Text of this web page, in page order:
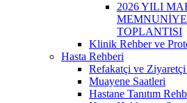
2026 YILI
TOPLANTISI
Klinik Rehber ve
Hasta Rehberi
Refakatçi ve Ziyaretçi
Muayene Saatleri
Hastane Tanıtım